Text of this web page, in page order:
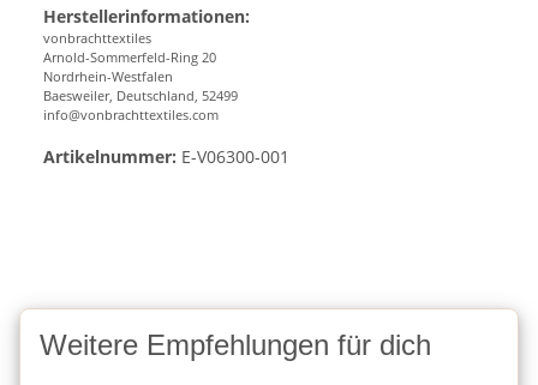
Herstellerinformationen:
vonbrachttextiles
Arnold-Sommerfeld-Ring 20
Nordrhein-Westfalen
Baesweiler, Deutschland, 52499
info@vonbrachttextiles.com
Artikelnummer: E-V06300-001
Weitere Empfehlungen für dich